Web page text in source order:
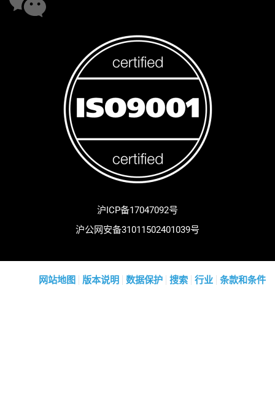
沪ICP备17047092号
沪公网安备31011502401039号
网站地图 版本说明 数据保护 搜索 行业 条款和条件